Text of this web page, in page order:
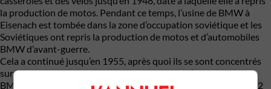
la production de motos. Pendant ce temps, l’usine de BMW à
Eisenach est tombée dans la zone d’occupation soviétique et les
Soviétiques ont repris la production de motos et d’automobiles
BMW d’avant-guerre.
Cela a continué jusqu’en 1955, après quoi ils se sont concentrés
sur les voitures basées sur les modèles DKW d’avant-guerre.
BMW a commencé à construire des voitures en Bavière en 1952